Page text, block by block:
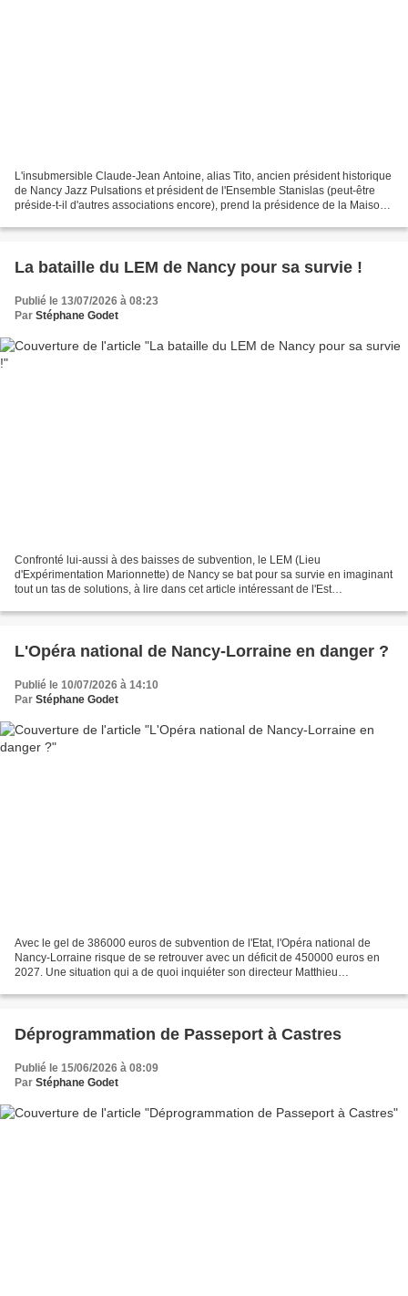
L'insubmersible Claude-Jean Antoine, alias Tito, ancien président historique
de Nancy Jazz Pulsations et président de l'Ensemble Stanislas (peut-être
préside-t-il d'autres associations encore), prend la présidence de la Maison
La bataille du LEM de Nancy pour sa survie !
Publié le 13/07/2026 à 08:23
Par Stéphane Godet
Confronté lui-aussi à des baisses de subvention, le LEM (Lieu
d'Expérimentation Marionnette) de Nancy se bat pour sa survie en imaginant
tout un tas de solutions, à lire dans cet article intéressant de l'Est
L'Opéra national de Nancy-Lorraine en danger ?
Publié le 10/07/2026 à 14:10
Par Stéphane Godet
Avec le gel de 386000 euros de subvention de l'Etat, l'Opéra national de
Nancy-Lorraine risque de se retrouver avec un déficit de 450000 euros en
2027. Une situation qui a de quoi inquiéter son directeur Matthieu
Déprogrammation de Passeport à Castres
Publié le 15/06/2026 à 08:09
Par Stéphane Godet